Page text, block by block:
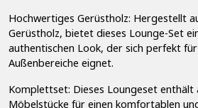
Hochwertiges Gerüstholz: Hergestellt
Gerüstholz, bietet dieses Lounge-Set
authentischen Look, der sich perfekt
Außenbereiche eignet.
Komplettset: Dieses Loungeset enthält
Möbelstücke für einen komfortablen